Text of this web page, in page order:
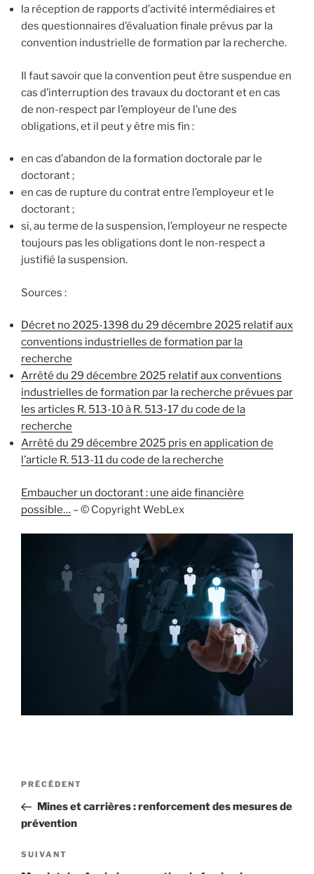
la réception de rapports d’activité intermédiaires et
des questionnaires d’évaluation finale prévus par la
convention industrielle de formation par la recherche.
Il faut savoir que la convention peut être suspendue en
cas d’interruption des travaux du doctorant et en cas
de non-respect par l’employeur de l’une des
obligations, et il peut y être mis fin :
en cas d’abandon de la formation doctorale par le
doctorant ;
en cas de rupture du contrat entre l’employeur et le
doctorant ;
si, au terme de la suspension, l’employeur ne respecte
toujours pas les obligations dont le non-respect a
justifié la suspension.
Sources :
Décret no 2025-1398 du 29 décembre 2025 relatif aux
conventions industrielles de formation par la
recherche
Arrêté du 29 décembre 2025 relatif aux conventions
industrielles de formation par la recherche prévues par
les articles R. 513-10 à R. 513-17 du code de la
recherche
Arrêté du 29 décembre 2025 pris en application de
l’article R. 513-11 du code de la recherche
Embaucher un doctorant : une aide financière
possible… – © Copyright WebLex
Navigation
l’article
Article
précédent
PRÉCÉDENT
Mines et carrières : renforcement des mesures de
prévention
Article
SUIVANT